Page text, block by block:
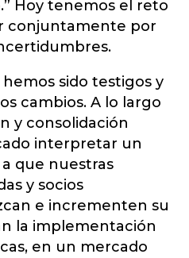
Hoy tenemos el reto
conjuntamente por
sido testigos y
cambios. A lo largo
y consolidación
interpretar un
a que nuestras
y socios
e incrementen su
la implementación
en un mercado